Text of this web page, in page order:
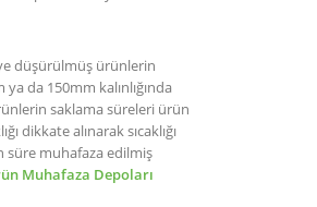
düşürülmüş ürünlerin
ya da 150mm kalınlığında
saklama süreleri ürün
dikkate alınarak sıcaklığı
süre muhafaza edilmiş
Muhafaza Depoları